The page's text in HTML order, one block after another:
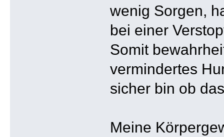
wenig Sorgen,
bei einer
Somit
vermindertes
sicher bin ob
Meine